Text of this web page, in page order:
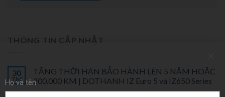
THÔNG TIN CẬP NHẬT
30
Th4
TĂNG THỜI HẠN BẢO HÀNH LÊN 5 NĂM HOẶC
200.000 KM | DOTHANH IZ Euro 5 và IZ650 Series
Họ và tên